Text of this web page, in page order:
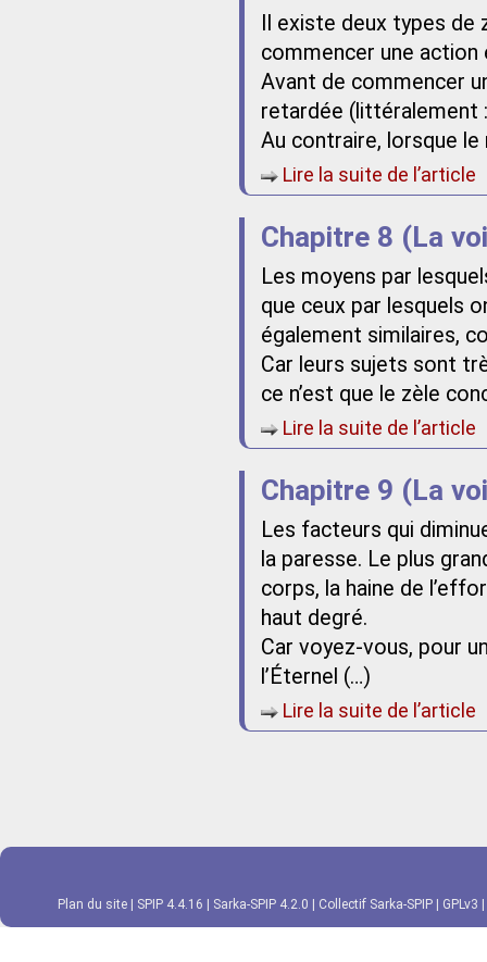
Il existe deux types de
commencer une action
Avant de commencer
retardée (littéralement
Au contraire, lorsque le
Lire la suite de l’article
Chapitre 8 (La
Les moyens par
que ceux par lesquels
également similaires,
Car leurs sujets sont
ce n’est que le zèle
Lire la suite de l’article
Chapitre 9 (La
Les facteurs qui
la paresse. Le plus
corps, la haine de
haut degré.
Car voyez-vous, pour
l’Éternel (…)
Lire la suite de l’article
Plan du site SPIP 4.4.16 Sarka-SPIP 4.2.0 Collectif Sarka-SPIP GPLv3